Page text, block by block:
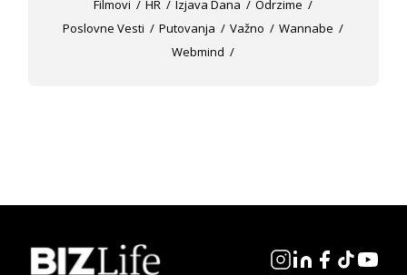
Filmovi
HR Izjava Dana
Odrzime
Poslovne Vesti
Putovanja Važno
Wannabe
Webmind